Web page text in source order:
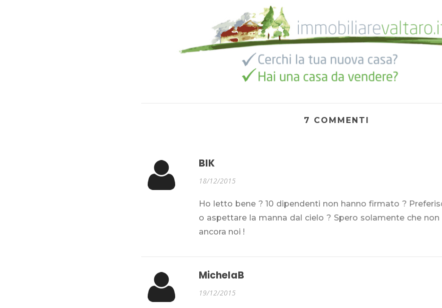
7 COMMENTI
BIK
18/12/2015
Ho letto bene ? 10 dipendenti non hanno firmato ?
o aspettare la manna dal cielo ? Spero solamente che
ancora noi !
MichelaB
19/12/2015